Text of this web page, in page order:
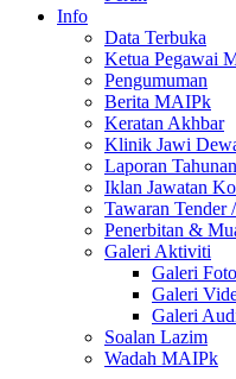
Info
Data Terbuka
Ketua Pegawai
Pengumuman
Berita MAIPk
Keratan Akhbar
Klinik Jawi
Laporan
Iklan Jawatan
Tawaran Tender
Penerbitan &
Galeri Aktiviti
Galeri Foto
Galeri
Galeri
Soalan Lazim
Wadah MAIPk